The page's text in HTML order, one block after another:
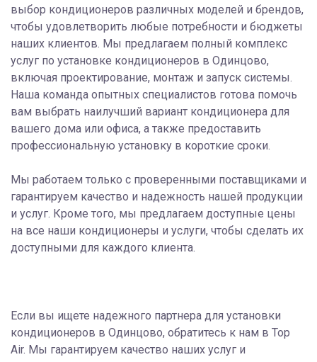
выбор кондиционеров различных моделей и брендов,
чтобы удовлетворить любые потребности и бюджеты
наших клиентов. Мы предлагаем полный комплекс
услуг по установке кондиционеров в Одинцово,
включая проектирование, монтаж и запуск системы.
Наша команда опытных специалистов готова помочь
вам выбрать наилучший вариант кондиционера для
вашего дома или офиса, а также предоставить
профессиональную установку в короткие сроки.
Мы работаем только с проверенными поставщиками и
гарантируем качество и надежность нашей продукции
и услуг. Кроме того, мы предлагаем доступные цены
на все наши кондиционеры и услуги, чтобы сделать их
доступными для каждого клиента.
Если вы ищете надежного партнера для установки
кондиционеров в Одинцово, обратитесь к нам в Top
Air. Мы гарантируем качество наших услуг и